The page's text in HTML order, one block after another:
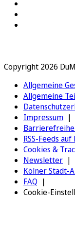
Copyright 2026
Allgemeine
Allgemeine
Impressum
RSS-Feeds
Cookies &
Newsletter
Kölner Stadt-
FAQ
Cookie-